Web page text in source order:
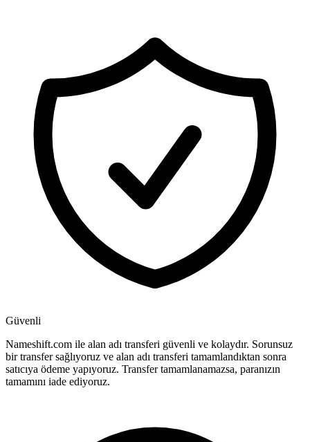
Güvenli
Nameshift.com ile alan adı transferi güvenli ve kolaydır. Sorunsuz
bir transfer sağlıyoruz ve alan adı transferi tamamlandıktan sonra
satıcıya ödeme yapıyoruz. Transfer tamamlanamazsa, paranızın
tamamını iade ediyoruz.